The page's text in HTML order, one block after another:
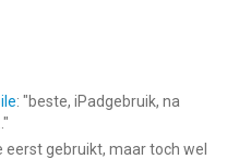
: "beste, iPadgebruik, na
"
eerst gebruikt, maar toch wel